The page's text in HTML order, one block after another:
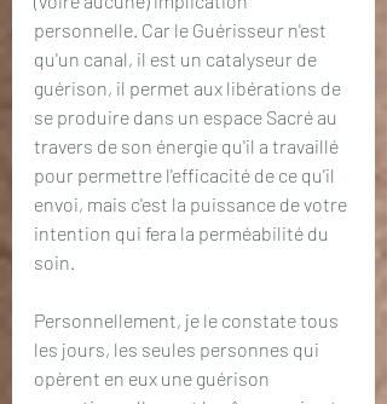
personnelle. Car le Guérisseur n'est
qu'un canal, il est un catalyseur de
guérison, il permet aux libérations de
se produire dans un espace Sacré au
travers de son énergie qu'il a travaillé
pour permettre l'efficacité de ce qu'il
envoi, mais c'est la puissance de votre
intention qui fera la perméabilité du
soin.
Personnellement, je le constate tous
les jours, les seules personnes qui
opèrent en eux une guérison